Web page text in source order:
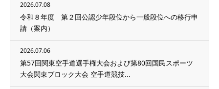
2026.07.08
令和８年度 第２回公認少年段位から一般段位への移行申
請（案内）
2026.07.06
第57回関東空手道選手権大会および第80回国民スポーツ
大会関東ブロック大会 空手道競技...